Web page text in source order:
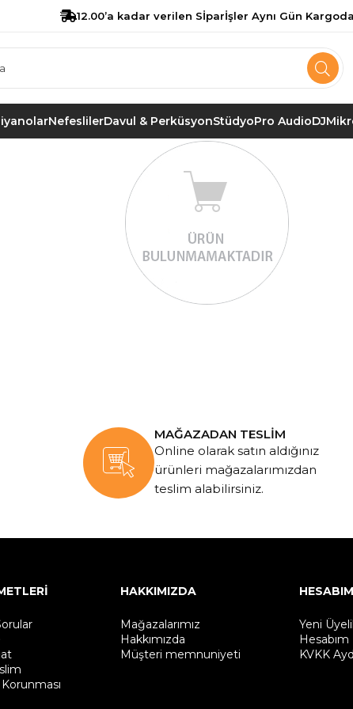
12.00’a kadar verilen Sİparİşler Aynı Gün Kargoda
NefeslilerDavul & PerküsyonStüdyoPro AudioDJ
MAĞAZADAN TESLİM
Online olarak satın aldığınız
ürünleri mağazalarımızdan
teslim alabilirsiniz.
HAKKIMIZDA
Mağazalarımız
Hakkımızda
Müşteri memnuniyeti
HESABIM
Yeni
Hesabım
KVKK